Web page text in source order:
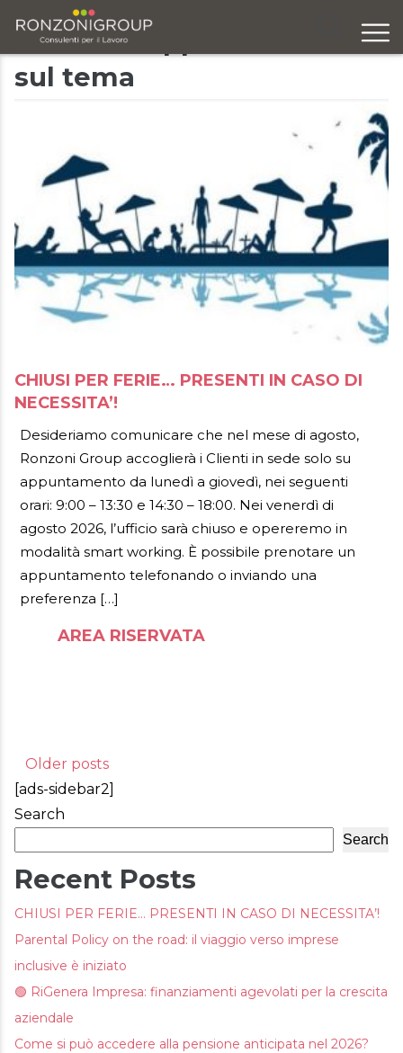
Chi siamo
Eventi
Ricerca e selezione
Responsabilità sociale
Blog
AREA RISERVATA
Articoli e approfondimenti
sul tema
CHIUSI PER FERIE… PRESENTI IN CASO DI
NECESSITA’!
Desideriamo comunicare che nel mese di agosto,
Ronzoni Group accoglierà i Clienti in sede solo su
appuntamento da lunedì a giovedì, nei seguenti
orari: 9:00 – 13:30 e 14:30 – 18:00. Nei venerdì di
agosto 2026, l’ufficio sarà chiuso e opereremo in
modalità smart working. È possibile prenotare un
appuntamento telefonando o inviando una
preferenza […]
AREA RISERVATA
Posts
navigation
Older posts
[ads-sidebar2]
Search
Search
Recent Posts
CHIUSI PER FERIE… PRESENTI IN CASO DI NECESSITA’!
Parental Policy on the road: il viaggio verso imprese
inclusive è iniziato
🟢 RiGenera Impresa: finanziamenti agevolati per la crescita
aziendale
Come si può accedere alla pensione anticipata nel 2026?